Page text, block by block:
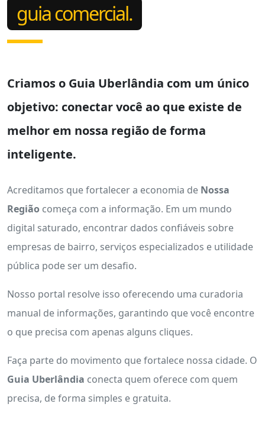
guia comercial.
Criamos o Guia Uberlândia com um único
objetivo: conectar você ao que existe de
melhor em nossa região de forma
inteligente.
Acreditamos que fortalecer a economia de Nossa
Região começa com a informação. Em um mundo
digital saturado, encontrar dados confiáveis sobre
empresas de bairro, serviços especializados e utilidade
pública pode ser um desafio.
Nosso portal resolve isso oferecendo uma curadoria
manual de informações, garantindo que você encontre
o que precisa com apenas alguns cliques.
Faça parte do movimento que fortalece nossa cidade. O
Guia Uberlândia conecta quem oferece com quem
precisa, de forma simples e gratuita.